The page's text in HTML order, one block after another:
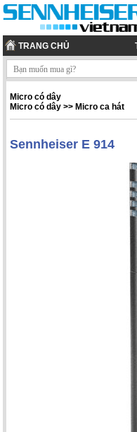
TRANG CHỦ
Micro có dây
Micro có dây >> Micro ca hát
Sennheiser E 914